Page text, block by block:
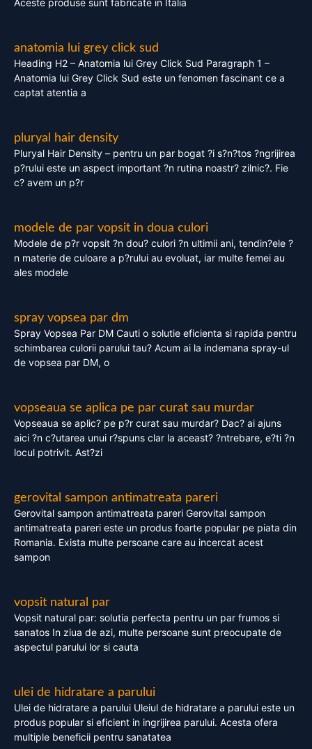
Aceste produse sunt fabricate in Italia
anatomia lui grey click sud
Heading H2 – Anatomia lui Grey Click Sud Paragraph 1 –
Anatomia lui Grey Click Sud este un fenomen fascinant ce a
captat atentia a
pluryal hair density
Pluryal Hair Density – pentru un par bogat ?i s?n?tos ?ngrijirea
p?rului este un aspect important ?n rutina noastr? zilnic?. Fie
c? avem un p?r
modele de par vopsit in doua culori
Modele de p?r vopsit ?n dou? culori ?n ultimii ani, tendin?ele ?
n materie de culoare a p?rului au evoluat, iar multe femei au
ales modele
spray vopsea par dm
Spray Vopsea Par DM Cauti o solutie eficienta si rapida pentru
schimbarea culorii parului tau? Acum ai la indemana spray-ul
de vopsea par DM, o
vopseaua se aplica pe par curat sau murdar
Vopseaua se aplic? pe p?r curat sau murdar? Dac? ai ajuns
aici ?n c?utarea unui r?spuns clar la aceast? ?ntrebare, e?ti ?n
locul potrivit. Ast?zi
gerovital sampon antimatreata pareri
Gerovital sampon antimatreata pareri Gerovital sampon
antimatreata pareri este un produs foarte popular pe piata din
Romania. Exista multe persoane care au incercat acest
sampon
vopsit natural par
Vopsit natural par: solutia perfecta pentru un par frumos si
sanatos In ziua de azi, multe persoane sunt preocupate de
aspectul parului lor si cauta
ulei de hidratare a parului
Ulei de hidratare a parului Uleiul de hidratare a parului este un
produs popular si eficient in ingrijirea parului. Acesta ofera
multiple beneficii pentru sanatatea